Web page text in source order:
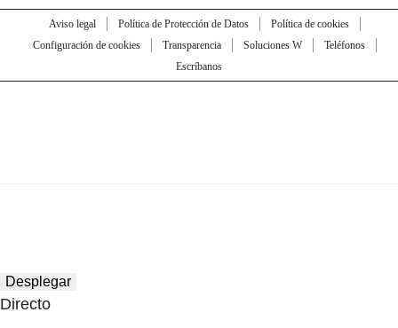
Aviso legal Política de Protección de Datos
Política de cookies
Configuración de cookies
Transparencia Soluciones W
Teléfonos
Escríbanos
Desplegar
Directo